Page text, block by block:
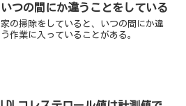
いつの間にか違うことをしている
家の掃除をしていると、いつの間にか違
う作業に入っていることがある。